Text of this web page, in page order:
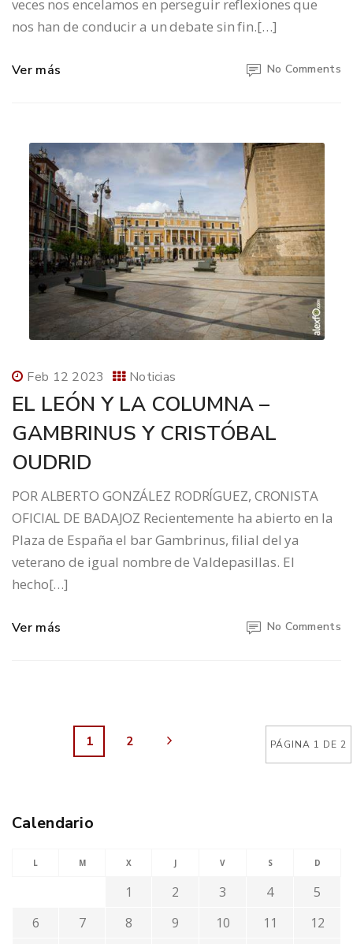
veces nos encelamos en perseguir reflexiones que
nos han de conducir a un debate sin fin.[…]
Ver más No Comments
Feb 12 2023 Noticias
EL LEÓN Y LA COLUMNA –
GAMBRINUS Y CRISTÓBAL
OUDRID
POR ALBERTO GONZÁLEZ RODRÍGUEZ, CRONISTA
OFICIAL DE BADAJOZ Recientemente ha abierto en la
Plaza de España el bar Gambrinus, filial del ya
veterano de igual nombre de Valdepasillas. El
hecho[…]
Ver más No Comments
PÁGINA 1 DE 2
1 2
Calendario
L M X J V S D
1 2 3 4
5
6
7 8 9 10 11
12